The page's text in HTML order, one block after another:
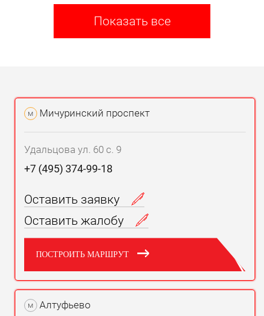
Показать все
м Мичуринский проспект
Удальцова ул. 60 с. 9
+7 (495) 374-99-18
Оставить заявку
Оставить жалобу
ПОСТРОИТЬ МАРШРУТ
м Алтуфьево